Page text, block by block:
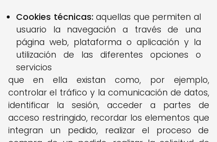
Cookies técnicas:aquellas que permiten al
usuario la navegación a través de una
página web, plataforma o aplicación y la
utilización de las diferentes opciones o
servicios
que en ella existan como, por ejemplo,
controlar el tráfico y la comunicación de datos,
identificar la sesión, acceder a partes de
acceso restringido, recordar los elementos que
integran un pedido, realizar el proceso de